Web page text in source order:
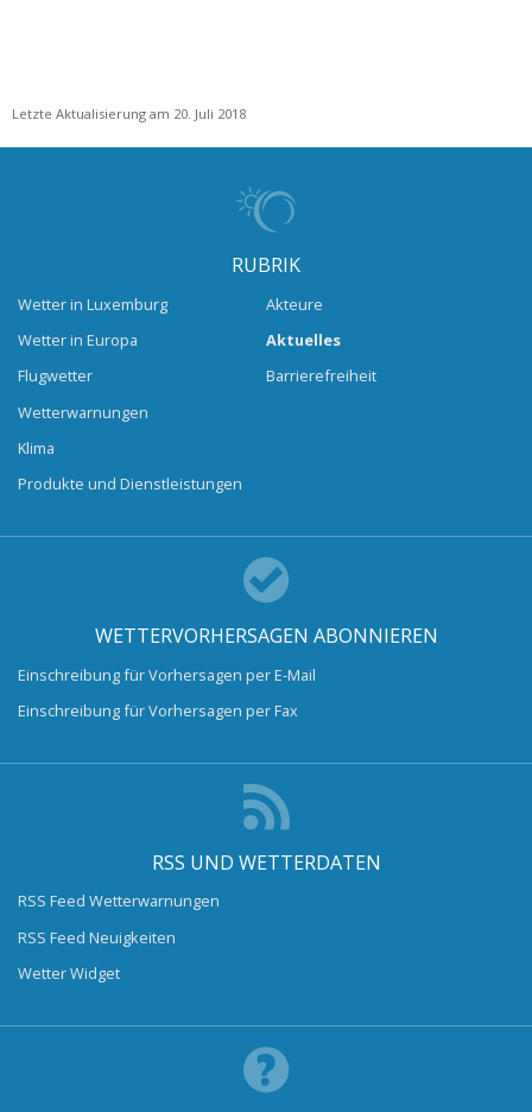
Letzte Aktualisierung am 20. Juli 2018
RUBRIK
Wetter in Luxemburg
Wetter in Europa
Flugwetter
Wetterwarnungen
Klima
Produkte und Dienstleistungen
Akteure
Aktuelles
Barrierefreiheit
WETTERVORHERSAGEN ABONNIEREN
Einschreibung für Vorhersagen per E-Mail
Einschreibung für Vorhersagen per Fax
RSS UND WETTERDATEN
RSS Feed Wetterwarnungen
RSS Feed Neuigkeiten
Wetter Widget